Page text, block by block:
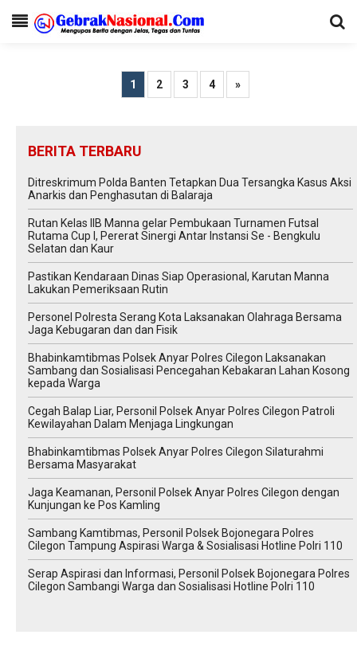
1 2 3 4 »
BERITA TERBARU
Ditreskrimum Polda Banten Tetapkan Dua Tersangka Kasus Aksi
Anarkis dan Penghasutan di Balaraja
Rutan Kelas IIB Manna gelar Pembukaan Turnamen Futsal
Rutama Cup I, Pererat Sinergi Antar Instansi Se - Bengkulu
Selatan dan Kaur
Pastikan Kendaraan Dinas Siap Operasional, Karutan Manna
Lakukan Pemeriksaan Rutin
Personel Polresta Serang Kota Laksanakan Olahraga Bersama
Jaga Kebugaran dan dan Fisik
Bhabinkamtibmas Polsek Anyar Polres Cilegon Laksanakan
Sambang dan Sosialisasi Pencegahan Kebakaran Lahan Kosong
kepada Warga
Cegah Balap Liar, Personil Polsek Anyar Polres Cilegon Patroli
Kewilayahan Dalam Menjaga Lingkungan
Bhabinkamtibmas Polsek Anyar Polres Cilegon Silaturahmi
Bersama Masyarakat
Jaga Keamanan, Personil Polsek Anyar Polres Cilegon dengan
Kunjungan ke Pos Kamling
Sambang Kamtibmas, Personil Polsek Bojonegara Polres
Cilegon Tampung Aspirasi Warga & Sosialisasi Hotline Polri 110
Serap Aspirasi dan Informasi, Personil Polsek Bojonegara Polres
Cilegon Sambangi Warga dan Sosialisasi Hotline Polri 110